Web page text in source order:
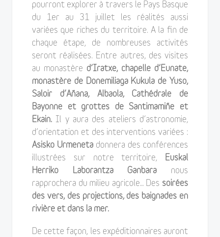
pourront explorer à travers le Pays Basque
du 1er au 31 juillet les réalités aussi
variées que riches du territoire. A la fin de
chaque étape, de nombreuses activités
seront réalisées. Entre autres, des visites
au monastère d’Iratxe, chapelle d’Eunate,
monastère de Donemiliaga Kukula de Yuso,
Saloir d’Añana, Albaola, Cathédrale de
Bayonne et grottes de Santimamiñe et
Ekain. Il y aura des ateliers d’astronomie,
d’orientation et des interventions variées :
Asisko Urmeneta donnera des conférences
illustrées sur notre territoire,
Euskal
Herriko Laborantza Ganbara nous
rapprochera du milieu agricole… Des soirées
des vers, des projections, des baignades en
rivière et dans la mer.
De cette façon, les expéditionnaires auront